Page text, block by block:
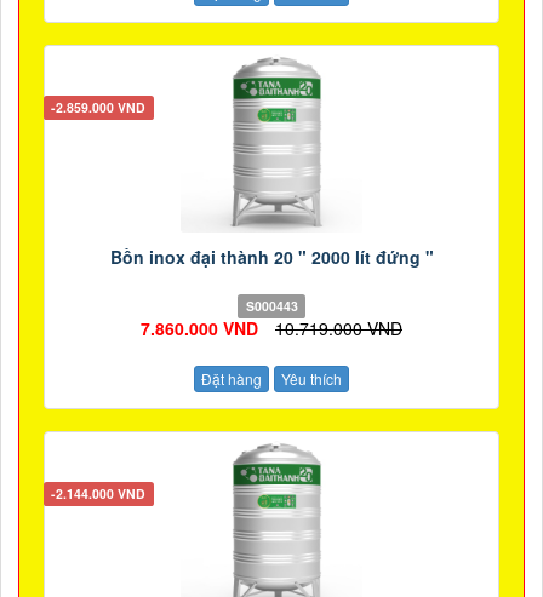
-2.859.000 VND
Bồn inox đại thành 20 " 2000 lít đứng "
S000443
7.860.000 VND 10.719.000 VND
Đặt hàng Yêu thích
-2.144.000 VND